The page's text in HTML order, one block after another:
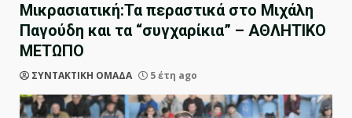
Μικρασιατική:Τα περαστικά στο Μιχάλη
Παγούδη και τα “συγχαρίκια” – ΑΘΛΗΤΙΚΟ
ΜΕΤΩΠΟ
ΣΥΝΤΑΚΤΙΚΗ ΟΜΑΔΑ 5 έτη ago